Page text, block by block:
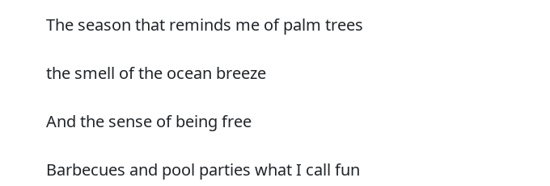
The season that reminds me of palm trees
the smell of the ocean breeze
And the sense of being free
Barbecues and pool parties what I call fun